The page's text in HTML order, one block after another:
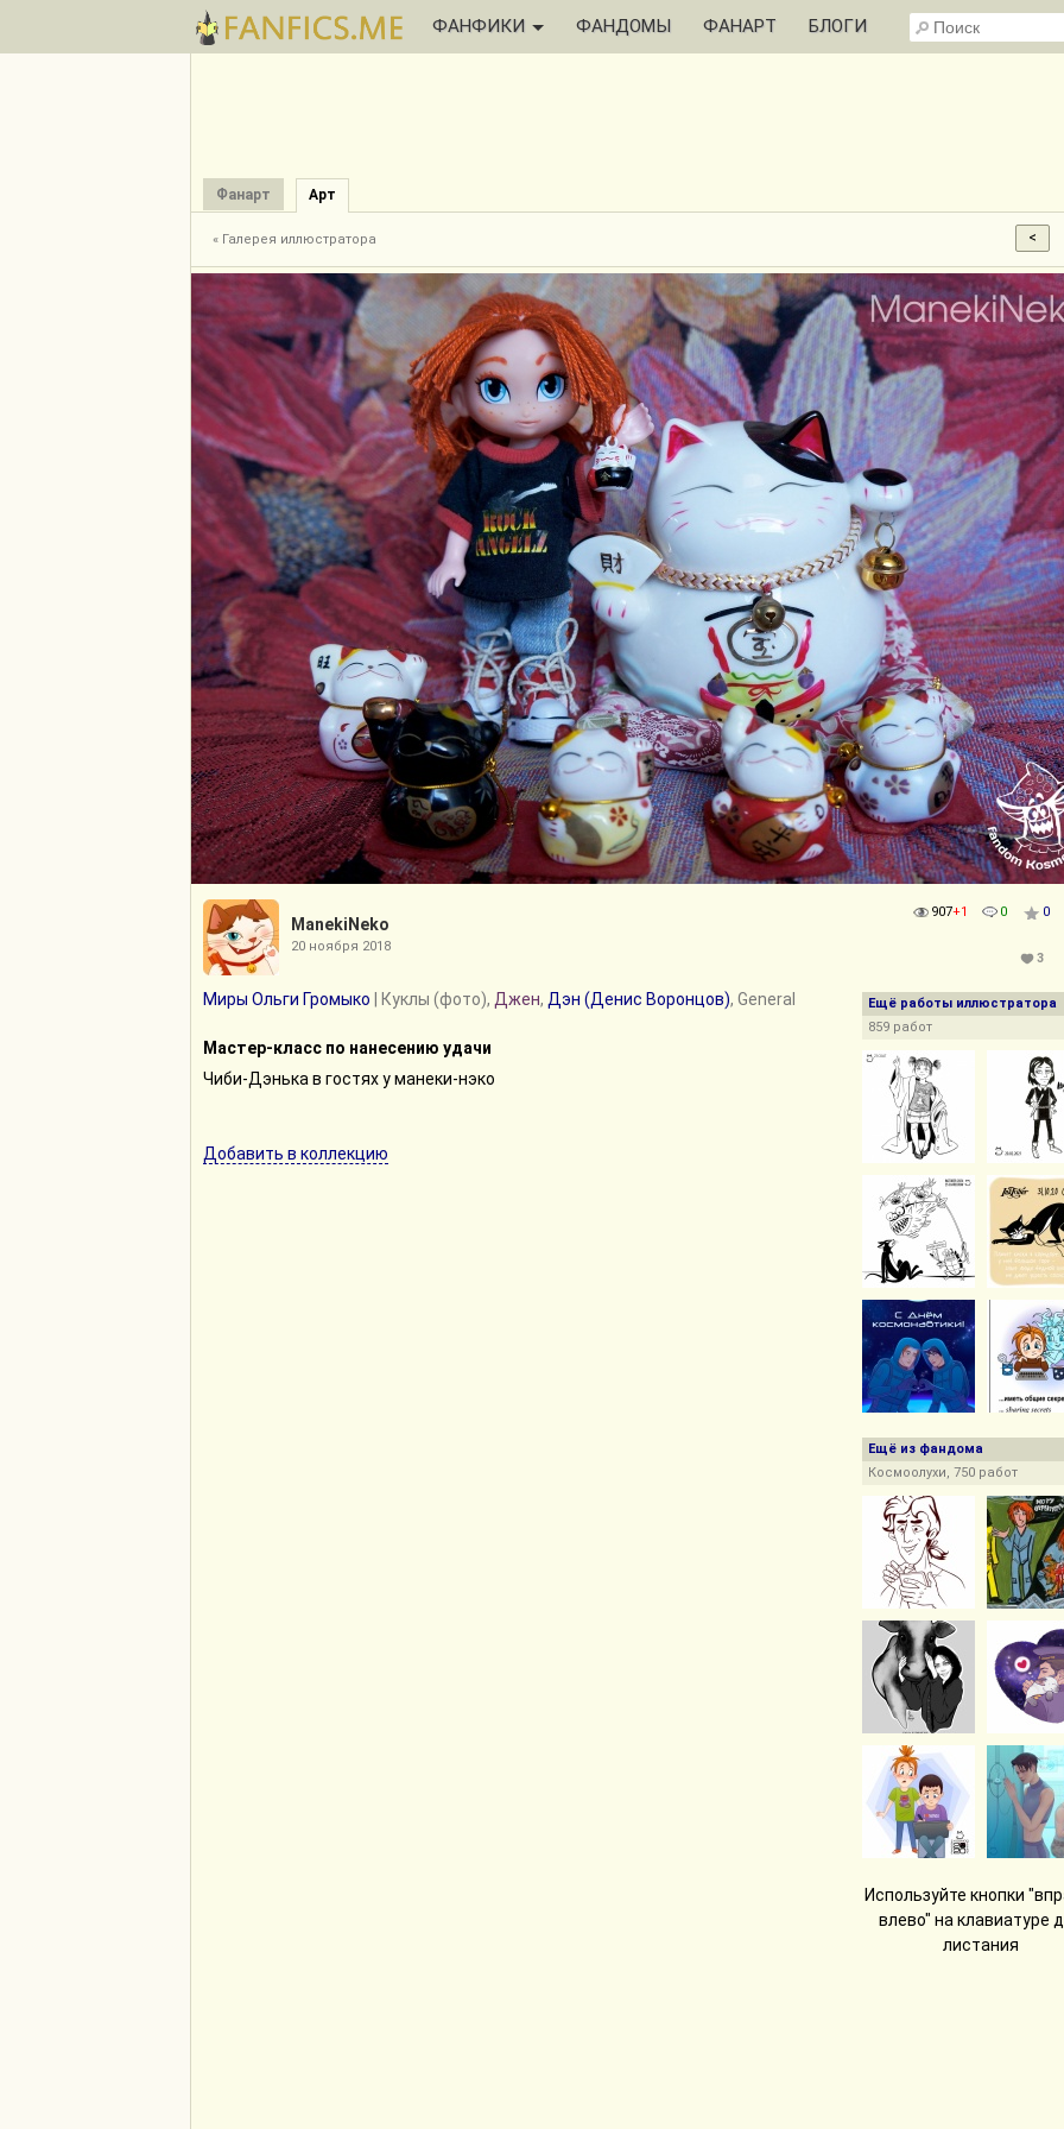
ФАНФИКИ ФАНДОМЫ ФАНАРТ БЛОГИ
Фанарт Арт
« Галерея иллюстратора
ManekiNeko
20 ноября 2018
Миры Ольги Громыко | Куклы (фото), Джен, Дэн (Денис Воронцов), General
Мастер-класс по нанесению удачи
Чиби-Дэнька в гостях у манеки-нэко
Добавить в коллекцию
907+1 0 0
3
Ещё работы иллюстратора
859 работ
Ещё из фандома
Космоолухи, 750 работ
Используйте кнопки
влево" на клавиатуре
листания